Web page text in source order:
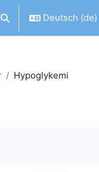
SucheingabeDeutsch ‎(de)‎
Hypoglykemi